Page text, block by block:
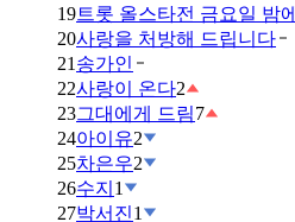
19트롯 올스타전 금요일 밤에
20사랑을 처방해 드립니다
21 송가인
22사랑이 온다2
23그대에게 드림7
24아이유2
25차은우2
26수지 1
27박서진1